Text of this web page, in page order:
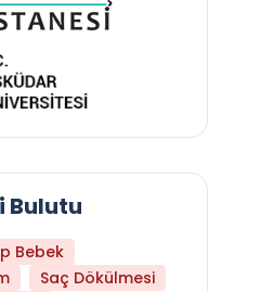
Bulutu
Bebek
Saç Dökülmesi